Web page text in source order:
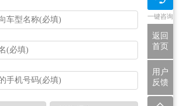
一键咨询
返回
首页
用户
反馈